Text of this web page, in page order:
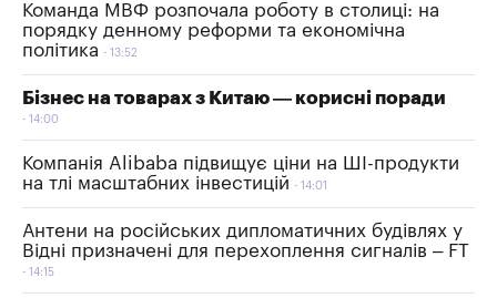
Команда МВФ розпочала роботу в столиці: на
порядку денному реформи та економічна
політика
13:52
Бізнес на товарах з Китаю — корисні поради
14:00
Компанія Alibaba підвищує ціни на ШІ-продукти
на тлі масштабних інвестицій
14:01
Антени на російських дипломатичних будівлях у
Відні призначені для перехоплення сигналів – FT
14:15